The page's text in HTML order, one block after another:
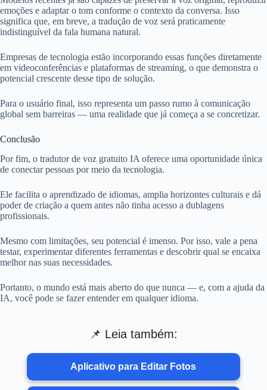
emoções e adaptar o tom conforme o contexto da conversa. Isso
significa que, em breve, a tradução de voz será praticamente
indistinguível da fala humana natural.
Empresas de tecnologia estão incorporando essas funções diretamente
em videoconferências e plataformas de streaming, o que demonstra o
potencial crescente desse tipo de solução.
Para o usuário final, isso representa um passo rumo à comunicação
global sem barreiras — uma realidade que já começa a se concretizar.
Conclusão
Por fim, o tradutor de voz gratuito IA oferece uma oportunidade única
de conectar pessoas por meio da tecnologia.
Ele facilita o aprendizado de idiomas, amplia horizontes culturais e dá
poder de criação a quem antes não tinha acesso a dublagens
profissionais.
Mesmo com limitações, seu potencial é imenso. Por isso, vale a pena
testar, experimentar diferentes ferramentas e descobrir qual se encaixa
melhor nas suas necessidades.
Portanto, o mundo está mais aberto do que nunca — e, com a ajuda da
IA, você pode se fazer entender em qualquer idioma.
📌 Leia também:
Aplicativo para Editar Fotos